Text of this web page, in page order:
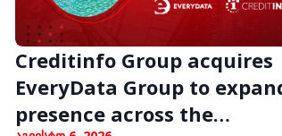
Creditinfo Group acquires
EveryData Group to
presence across the